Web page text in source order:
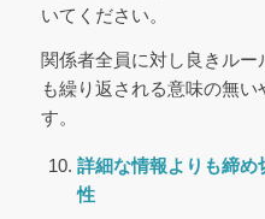
いてください。
関係者全員に対し良きル
も繰り返される意味の無
す。
詳細な情報よりも締め
性